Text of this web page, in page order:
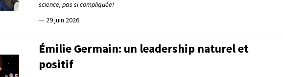
science, pas si compliquée!
— 29 juin 2026
Émilie Germain: un leadership naturel et
positif